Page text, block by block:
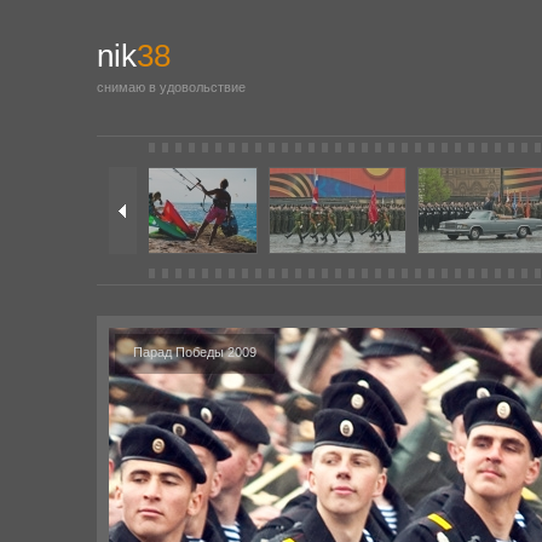
nik38
снимаю в удовольствие
Парад Победы 2009